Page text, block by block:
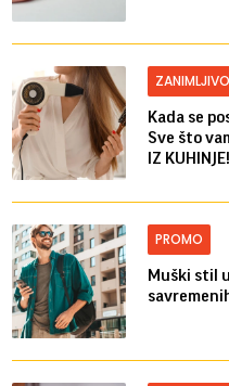
Kada se
Sve što
IZ KUHINJE!
PROMO
Muški stil